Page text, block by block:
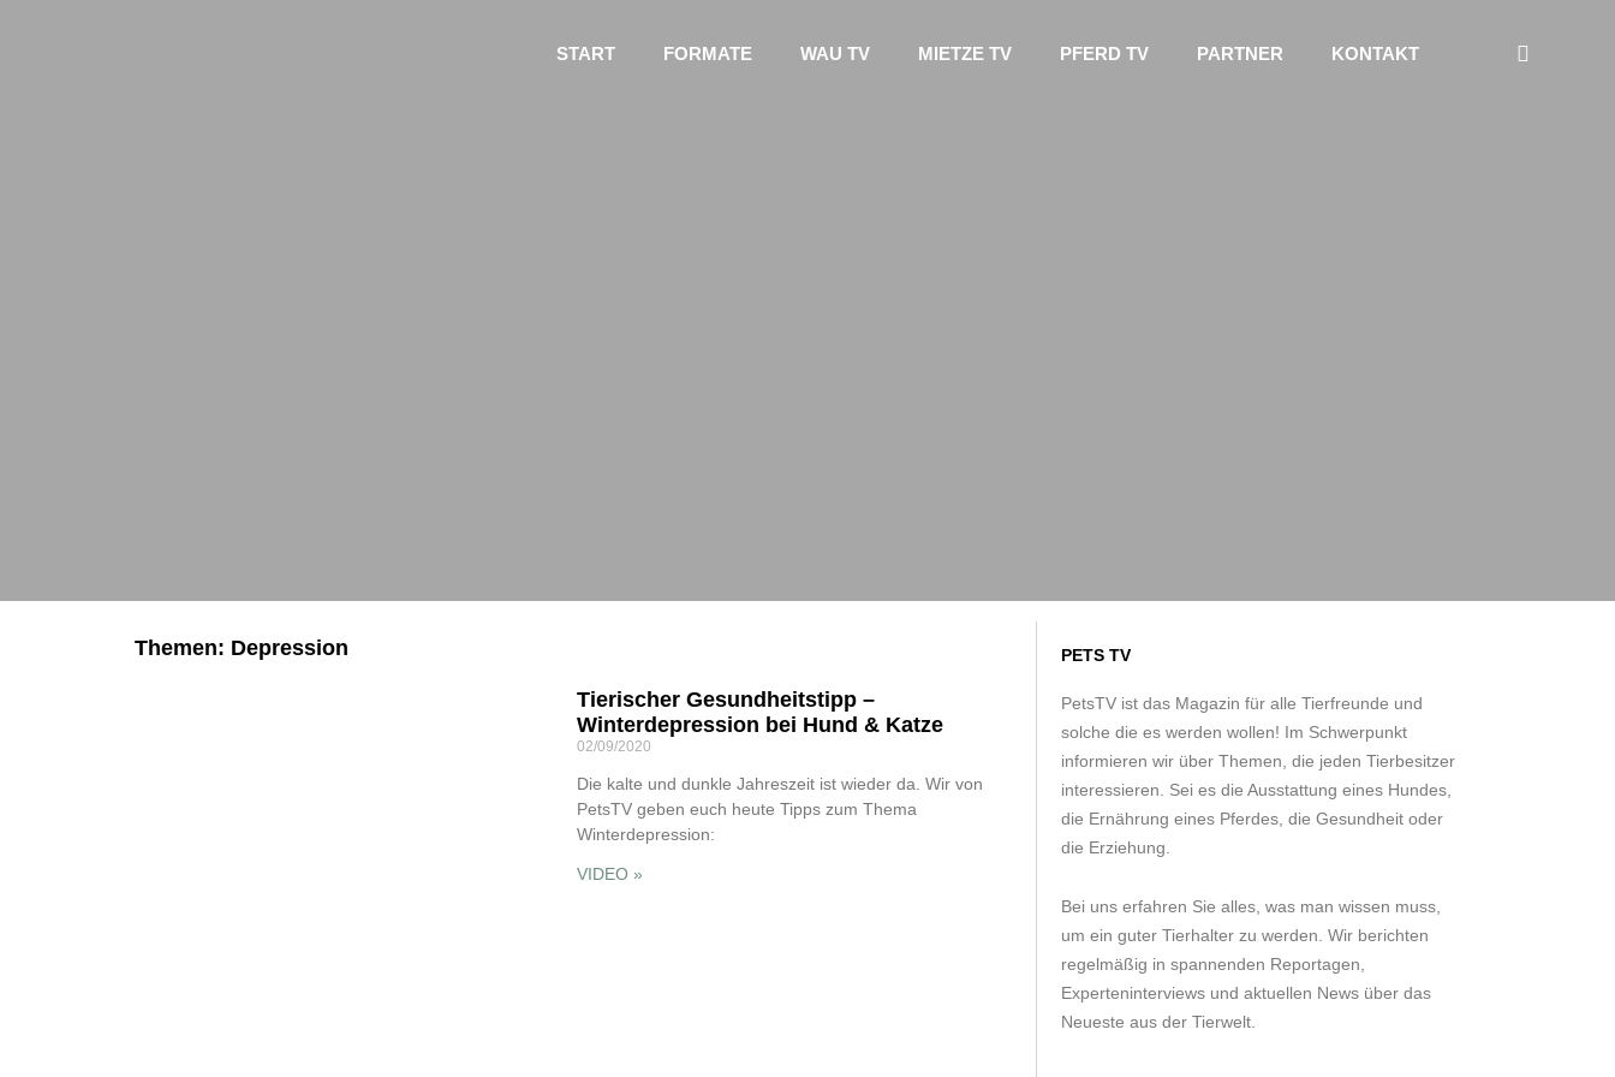
START FORMATE WAU TV MIETZE TV PFERD TV PARTNER KONTAKT
Themen: Depression
Tierischer Gesundheitstipp –
Winterdepression bei Hund & Katze
02/09/2020
Die kalte und dunkle Jahreszeit ist wieder da. Wir von
PetsTV geben euch heute Tipps zum Thema
Winterdepression:
VIDEO »
PETS TV
PetsTV ist das Magazin für alle Tierfreunde und
solche die es werden wollen! Im Schwerpunkt
informieren wir über Themen, die jeden Tierbesitzer
interessieren. Sei es die Ausstattung eines Hundes,
die Ernährung eines Pferdes, die Gesundheit oder
die Erziehung.
Bei uns erfahren Sie alles, was man wissen muss,
um ein guter Tierhalter zu werden. Wir berichten
regelmäßig in spannenden Reportagen,
Experteninterviews und aktuellen News über das
Neueste aus der Tierwelt.